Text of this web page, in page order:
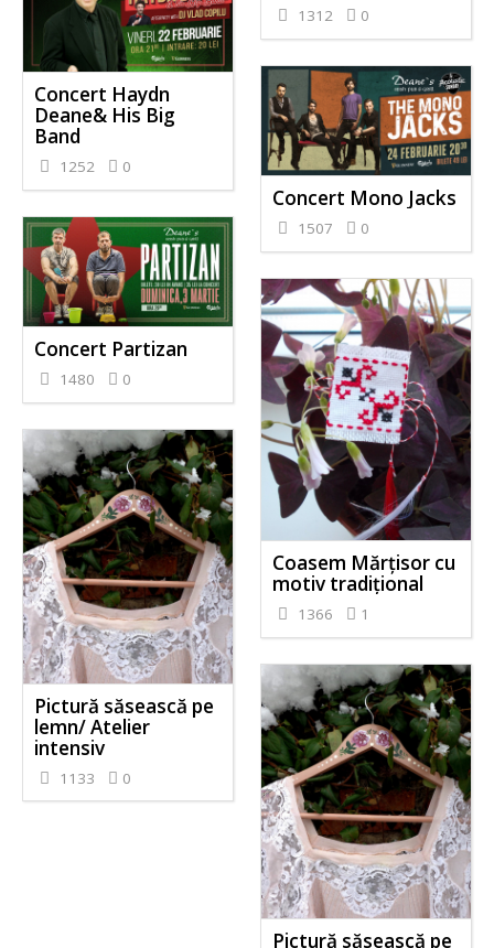
1312 0
Concert Haydn
Deane& His Big
Band
1252 0
Concert Mono Jacks
1507 0
Concert Partizan
1480 0
Coasem Mărțisor cu
motiv tradițional
1366 1
Pictură săsească pe
lemn/ Atelier
intensiv
1133 0
Pictură săsească pe